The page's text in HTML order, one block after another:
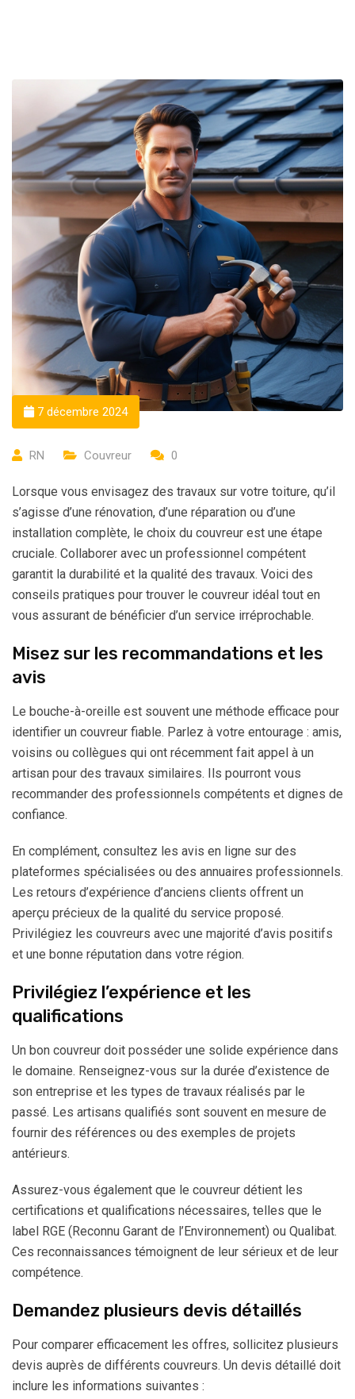
7 décembre 2024
RN Couvreur 0
Lorsque vous envisagez des travaux sur votre toiture, qu’il
s’agisse d’une rénovation, d’une réparation ou d’une
installation complète, le choix du couvreur est une étape
cruciale. Collaborer avec un professionnel compétent
garantit la durabilité et la qualité des travaux. Voici des
conseils pratiques pour trouver le couvreur idéal tout en
vous assurant de bénéficier d’un service irréprochable.
Misez sur les recommandations et les
avis
Le bouche-à-oreille est souvent une méthode efficace pour
identifier un couvreur fiable. Parlez à votre entourage : amis,
voisins ou collègues qui ont récemment fait appel à un
artisan pour des travaux similaires. Ils pourront vous
recommander des professionnels compétents et dignes de
confiance.
En complément, consultez les avis en ligne sur des
plateformes spécialisées ou des annuaires professionnels.
Les retours d’expérience d’anciens clients offrent un
aperçu précieux de la qualité du service proposé.
Privilégiez les couvreurs avec une majorité d’avis positifs
et une bonne réputation dans votre région.
Privilégiez l’expérience et les
qualifications
Un bon couvreur doit posséder une solide expérience dans
le domaine. Renseignez-vous sur la durée d’existence de
son entreprise et les types de travaux réalisés par le
passé. Les artisans qualifiés sont souvent en mesure de
fournir des références ou des exemples de projets
antérieurs.
Assurez-vous également que le couvreur détient les
certifications et qualifications nécessaires, telles que le
label RGE (Reconnu Garant de l’Environnement) ou Qualibat.
Ces reconnaissances témoignent de leur sérieux et de leur
compétence.
Demandez plusieurs devis détaillés
Pour comparer efficacement les offres, sollicitez plusieurs
devis auprès de différents couvreurs. Un devis détaillé doit
inclure les informations suivantes :